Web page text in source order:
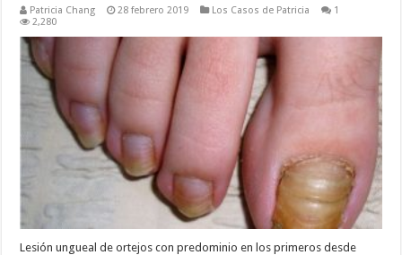
Patricia Chang 28 febrero 2019 Los Casos de Patricia
1
2,280
Lesión ungueal de ortejos con predominio en los primeros desde